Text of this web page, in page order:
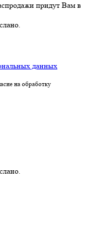
придут Вам в
данных
на обработку